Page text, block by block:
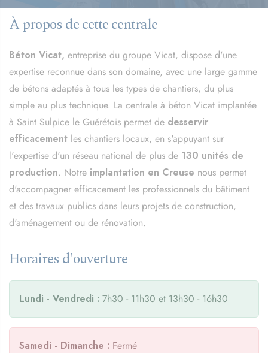
À propos de cette centrale
Béton Vicat, entreprise du groupe Vicat, dispose d'une
expertise reconnue dans son domaine, avec une large gamme
de bétons adaptés à tous les types de chantiers, du plus
simple au plus technique. La centrale à béton Vicat implantée
à Saint Sulpice le Guérétois permet de desservir
efficacement les chantiers locaux, en s'appuyant sur
l'expertise d'un réseau national de plus de 130 unités de
production. Notre implantation en Creuse nous permet
d'accompagner efficacement les professionnels du bâtiment
et des travaux publics dans leurs projets de construction,
d'aménagement ou de rénovation.
Horaires d'ouverture
Lundi - Vendredi : 7h30 - 11h30 et 13h30 - 16h30
Samedi - Dimanche : Fermé